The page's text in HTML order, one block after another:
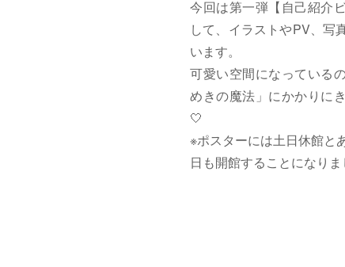
今回は第一弾【自己紹介
して、イラストやPV、写
います。
可愛い空間になっている
めきの魔法」にかかりに
🤍
※ポスターには土日休館と
日も開館することになりま